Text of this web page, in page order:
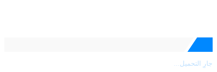
جارٍ التحميل...